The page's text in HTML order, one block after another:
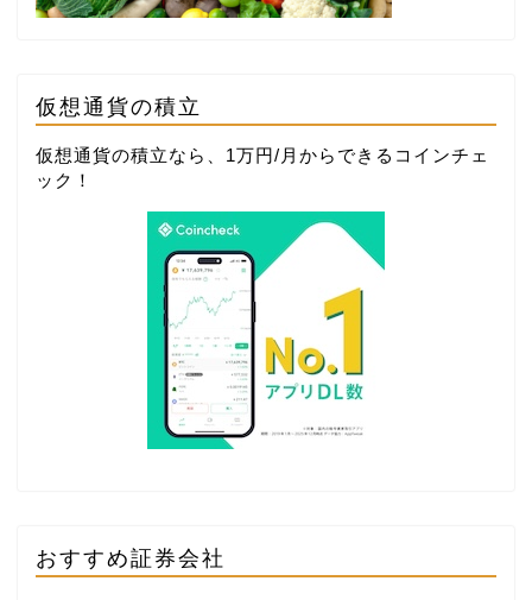
仮想通貨の積立
仮想通貨の積立なら、1万円/月からできる コインチェ
ック ！
おすすめ証券会社